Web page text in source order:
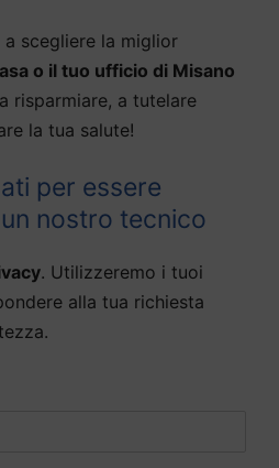
scegliere la miglior
o il tuo ufficio di Misano
risparmiare, a tutelare
la tua salute!
per essere
nostro tecnico
. Utilizzeremo i tuoi
alla tua richiesta